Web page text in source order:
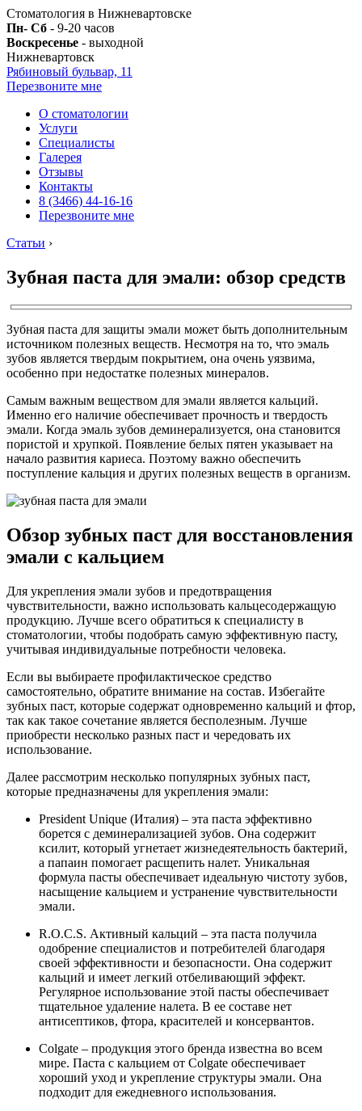
Стоматология в Нижневартовске
Пн- Сб - 9-20 часов
Воскресенье - выходной
Нижневартовск
Рябиновый бульвар, 11
Перезвоните мне
О стоматологии
Услуги
Специалисты
Галерея
Отзывы
Контакты
8 (3466) 44-16-16
Перезвоните мне
Статьи ›
Зубная паста для эмали: обзор средств
Зубная паста для защиты эмали может быть дополнительным
источником полезных веществ. Несмотря на то, что эмаль
зубов является твердым покрытием, она очень уязвима,
особенно при недостатке полезных минералов.
Самым важным веществом для эмали является кальций.
Именно его наличие обеспечивает прочность и твердость
эмали. Когда эмаль зубов деминерализуется, она становится
пористой и хрупкой. Появление белых пятен указывает на
начало развития кариеса. Поэтому важно обеспечить
поступление кальция и других полезных веществ в организм.
Обзор зубных паст для восстановления
эмали с кальцием
Для укрепления эмали зубов и предотвращения
чувствительности, важно использовать кальцесодержащую
продукцию. Лучше всего обратиться к специалисту в
стоматологии, чтобы подобрать самую эффективную пасту,
учитывая индивидуальные потребности человека.
Если вы выбираете профилактическое средство
самостоятельно, обратите внимание на состав. Избегайте
зубных паст, которые содержат одновременно кальций и фтор,
так как такое сочетание является бесполезным. Лучше
приобрести несколько разных паст и чередовать их
использование.
Далее рассмотрим несколько популярных зубных паст,
которые предназначены для укрепления эмали:
President Unique (Италия) – эта паста эффективно
борется с деминерализацией зубов. Она содержит
ксилит, который угнетает жизнедеятельность бактерий,
а папаин помогает расщепить налет. Уникальная
формула пасты обеспечивает идеальную чистоту зубов,
насыщение кальцием и устранение чувствительности
эмали.
R.O.C.S. Активный кальций – эта паста получила
одобрение специалистов и потребителей благодаря
своей эффективности и безопасности. Она содержит
кальций и имеет легкий отбеливающий эффект.
Регулярное использование этой пасты обеспечивает
тщательное удаление налета. В ее составе нет
антисептиков, фтора, красителей и консервантов.
Colgate – продукция этого бренда известна во всем
мире. Паста с кальцием от Colgate обеспечивает
хороший уход и укрепление структуры эмали. Она
подходит для ежедневного использования.